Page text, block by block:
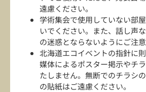
遠慮ください。
学術集会で使用していない部
いでください。また、話し声
の迷惑とならないようにご注意
北海道エコイベントの指針に
媒体によるポスター掲示やチ
たしません。無断でのチラシ
の貼紙はご遠慮ください。